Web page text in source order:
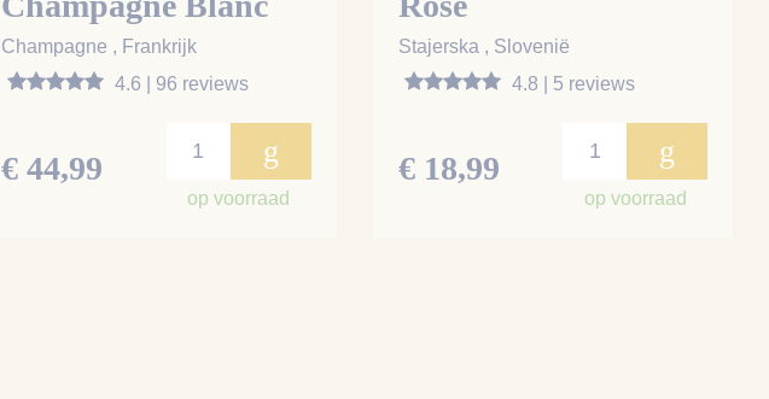
De Blancs
Champagne , Frankrijk
4.6 | 96 reviews
€ 44,99 g
op voorraad
Stajerska , Slovenië
4.8 | 5 reviews
€ 18,99 g
op voorraad